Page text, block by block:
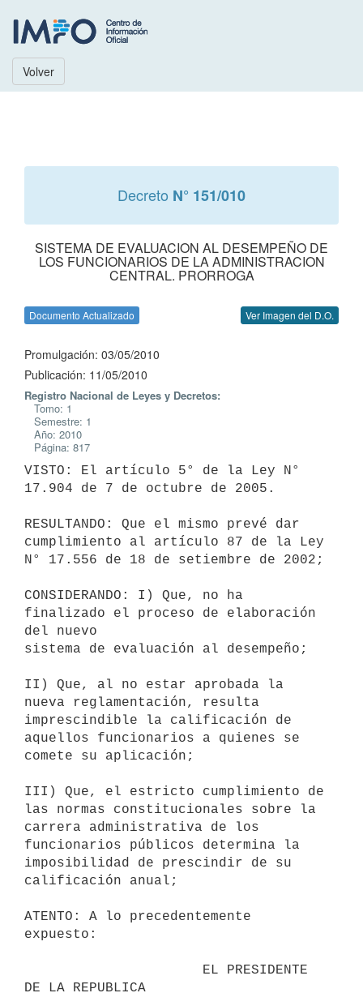
Volver
Decreto N° 151/010
SISTEMA DE EVALUACION AL DESEMPEÑO DE
LOS FUNCIONARIOS DE LA ADMINISTRACION
CENTRAL. PRORROGA
Documento Actualizado Ver Imagen del D.O.
Promulgación: 03/05/2010
Publicación: 11/05/2010
Registro Nacional de Leyes y Decretos:
Tomo: 1
Semestre: 1
Año: 2010
Página: 817
VISTO: El artículo 5° de la Ley N°
17.904 de 7 de octubre de 2005.
RESULTANDO: Que el mismo prevé dar
cumplimiento al artículo 87 de la Ley
N° 17.556 de 18 de setiembre de 2002;
CONSIDERANDO: I) Que, no ha
finalizado el proceso de elaboración
del nuevo
sistema de evaluación al desempeño;
II) Que, al no estar aprobada la
nueva reglamentación, resulta
imprescindible la calificación de
aquellos funcionarios a quienes se
comete su aplicación;
III) Que, el estricto cumplimiento de
las normas constitucionales sobre la
carrera administrativa de los
funcionarios públicos determina la
imposibilidad de prescindir de su
calificación anual;
ATENTO: A lo precedentemente
expuesto:
DE LA REPUBLICA